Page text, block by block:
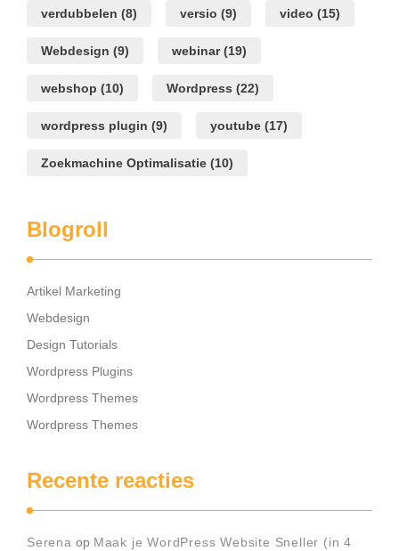
verdubbelen (8) versio (9) video (15)
Webdesign (9) webinar(19)
webshop (10) Wordpress (22)
wordpress plugin (9) youtube (17)
Zoekmachine Optimalisatie (10)
Blogroll
Artikel Marketing
Webdesign
Design Tutorials
Wordpress Plugins
Wordpress Themes
Wordpress Themes
Recente reacties
Serena op Maak je WordPress Website Sneller (in 4